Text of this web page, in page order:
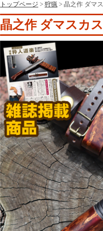
トップページ > 狩猟 > 晶之作 ダマ
晶之作 ダマスカ